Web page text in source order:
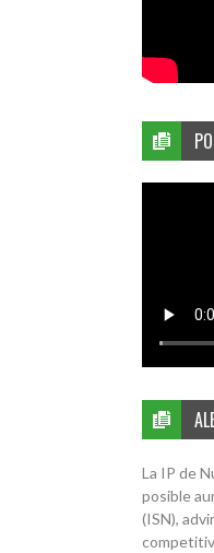
La IP de
posible
(ISN),